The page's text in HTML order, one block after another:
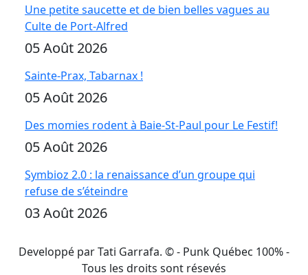
Une petite saucette et de bien belles vagues au
Culte de Port-Alfred
05 Août 2026
Sainte-Prax, Tabarnax !
05 Août 2026
Des momies rodent à Baie-St-Paul pour Le Festif!
05 Août 2026
Symbioz 2.0 : la renaissance d’un groupe qui
refuse de s’éteindre
03 Août 2026
Developpé par Tati Garrafa. ©- Punk Québec 100% -
Tous les droits sont résevés